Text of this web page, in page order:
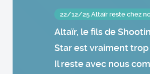
22/12/25 Altaïr reste chez
Altaïr, le fils de
Star est vraiment
Il reste avec nous